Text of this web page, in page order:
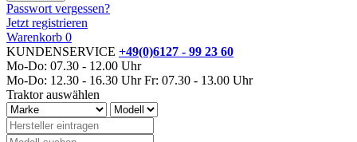
Passwort vergessen?
Jetzt registrieren
Warenkorb 0
KUNDENSERVICE +49(0)6127 - 99 23 60
Mo-Do: 07.30 - 12.00 Uhr
Mo-Do: 12.30 - 16.30 Uhr Fr: 07.30 - 13.00 Uhr
Traktor auswählen